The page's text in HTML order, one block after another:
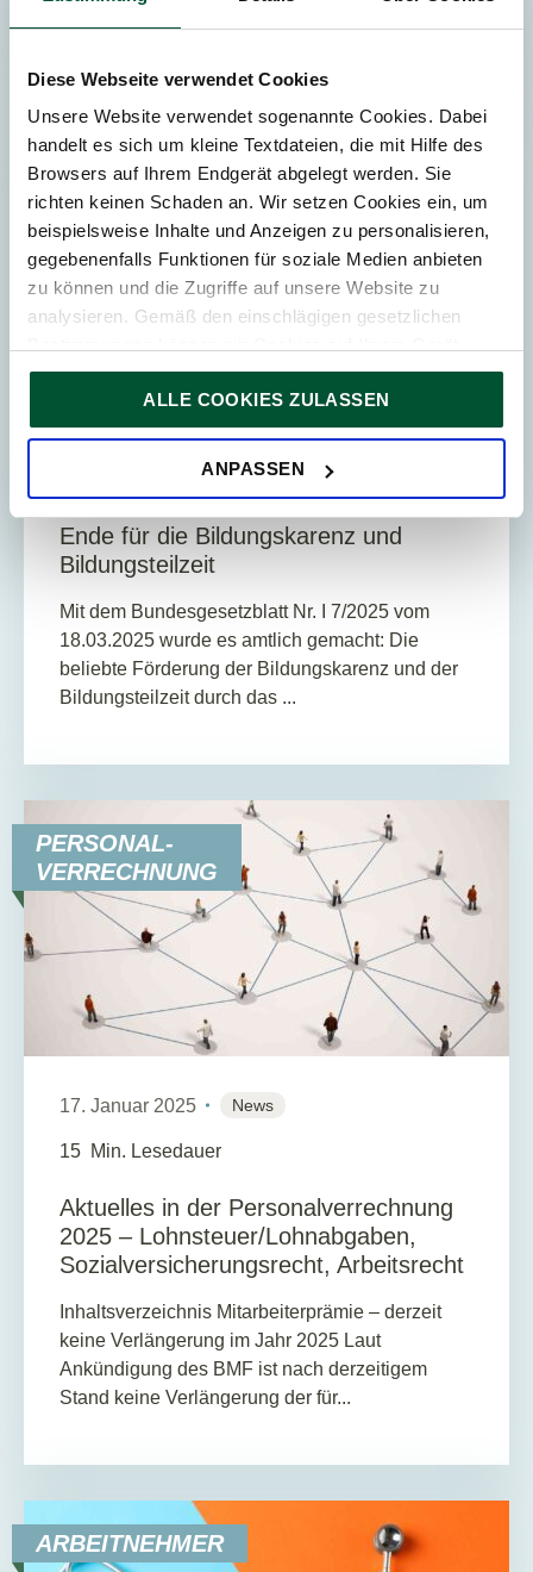
Diese Webseite verwendet Cookies
Unsere Website verwendet sogenannte Cookies. Dabei
handelt es sich um kleine Textdateien, die mit Hilfe des
Browsers auf Ihrem Endgerät abgelegt werden. Sie
richten keinen Schaden an. Wir setzen Cookies ein, um
beispielsweise Inhalte und Anzeigen zu personalisieren,
gegebenenfalls Funktionen für soziale Medien anbieten
zu können und die Zugriffe auf unsere Website zu
analysieren. Gemäß den einschlägigen gesetzlichen
speichern, wenn diese für den Betrieb unserer Website
unbedingt notwendig sind. Für alle anderen Cookie-Typen
ersuchen wir um Ihre Einwilligung.
Sie können Ihre Einwilligung jederzeit in der
ALLE COOKIES ZULASSEN
ANPASSEN
Steuersparmaßnah...
PERSONAL-
VERRECHNUNG
18. Juni 2025 News
Min. Lesedauer
Ende für die Bildungskarenz und
Bildungsteilzeit
Mit dem Bundesgesetzblatt Nr. I 7/2025 vom
18.03.2025 wurde es amtlich gemacht: Die
beliebte Förderung der Bildungskarenz und der
Bildungsteilzeit durch das ...
PERSONAL-
VERRECHNUNG
17. Januar 2025 News
15 Min. Lesedauer
Aktuelles in der Personalverrechnung
2025 – Lohnsteuer/Lohnabgaben,
Sozialversicherungsrecht, Arbeitsrecht
Inhaltsverzeichnis Mitarbeiterprämie – derzeit
keine Verlängerung im Jahr 2025 Laut
Ankündigung des BMF ist nach derzeitigem
Stand keine Verlängerung der für...
ARBEITNEHMER